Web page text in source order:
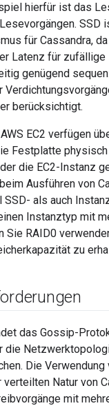
hierfür ist das
SSD
für Cassandra,
Latenz für zufällige
genügend
berücksichtigt.
EC2 verfügen
Festplatte
die EC2-Instanz
Ausführen von
SSD- als auch
Instanztyp mit
Sie RAID0
zu
das Gossip-
die
Die Verwendung
Natur von
mit